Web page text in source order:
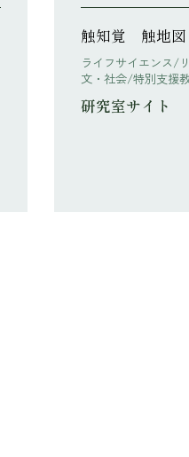
触知覚 触地
ライフサイエンス/
文・社会/特別支援
研究室サイト